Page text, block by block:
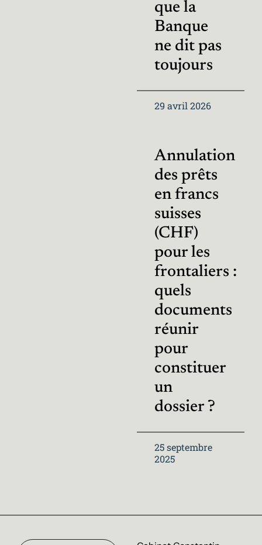
que la
Banque
ne dit pas
toujours
29 avril 2026
Annulation
des prêts
en francs
suisses
(CHF)
pour les
frontaliers :
quels
documents
réunir
pour
constituer
un
dossier ?
25 septembre
2025